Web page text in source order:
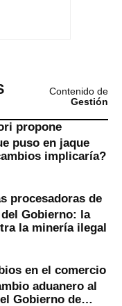
Contenido de
Gestión
propone
puso en jaque
implicaría?
procesadoras de
Gobierno: la
la minería ilegal
en el comercio
aduanero al
Gobierno de